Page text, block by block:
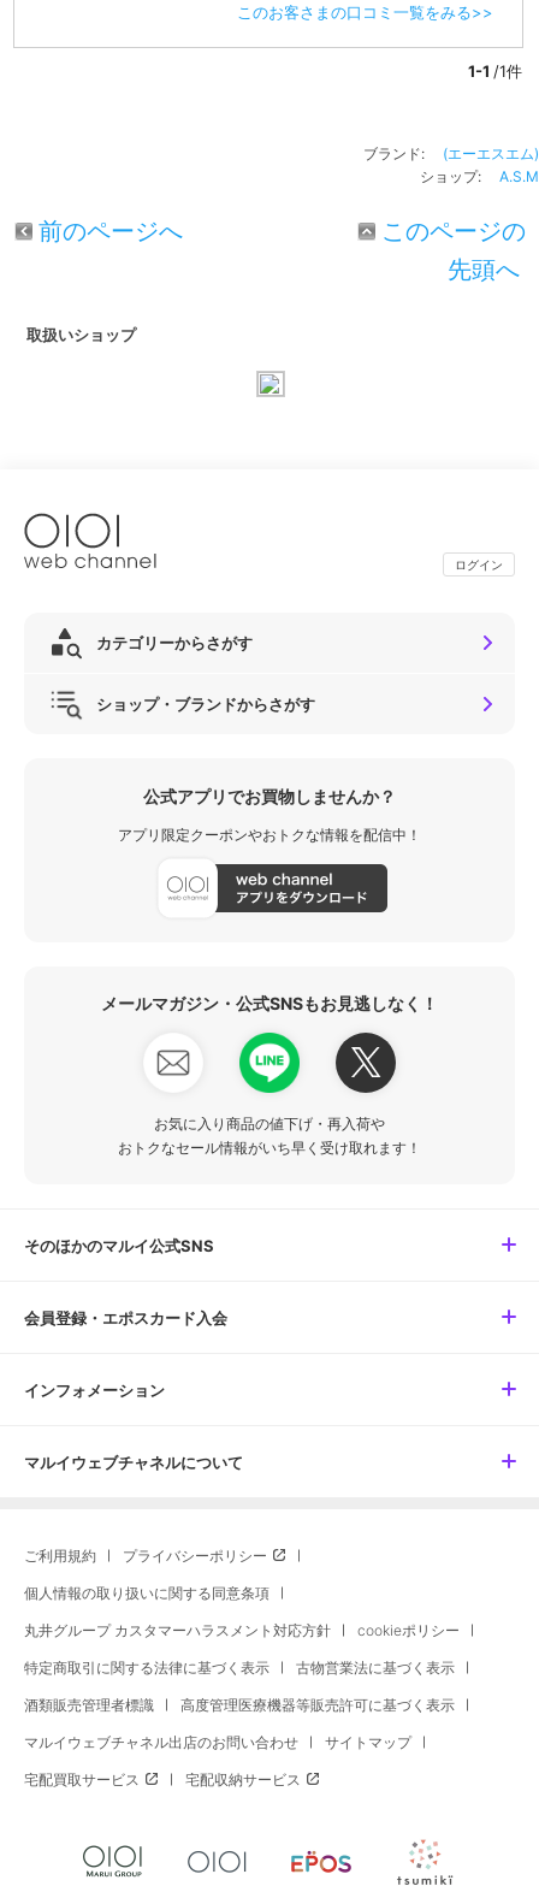
このお客さまの口コミ一覧をみる>>
1-1 /1件
ブランド: (エーエスエム)
ショップ: A.S.M
前のページへ
このページの
先頭へ
取扱いショップ
ログイン
カテゴリーからさがす
ショップ・ブランドからさがす
公式アプリでお買物しませんか？
アプリ限定クーポンやおトクな情報を配信中！
メールマガジン・公式SNSもお見逃しなく！
お気に入り商品の値下げ・再入荷や
おトクなセール情報がいち早く受け取れます！
そのほかのマルイ公式SNS
会員登録・エポスカード入会
インフォメーション
マルイウェブチャネルについて
ご利用規約 プライバシーポリシー
個人情報の取り扱いに関する同意条項
丸井グループ カスタマーハラスメント対応方針 cookieポリシー
特定商取引に関する法律に基づく表示 古物営業法に基づく表示
酒類販売管理者標識 高度管理医療機器等販売許可に基づく表示
マルイウェブチャネル出店のお問い合わせ サイトマップ
宅配買取サービス 宅配収納サービス